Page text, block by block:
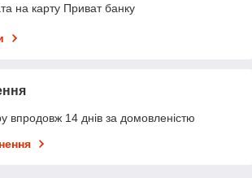
на карту Приват банку
впродовж 14 днів за домовленістю